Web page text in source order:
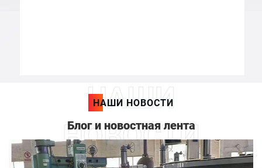
НАШИ НОВОСТИ
Блог и новостная лента
НАШИ
НОВОСТИ